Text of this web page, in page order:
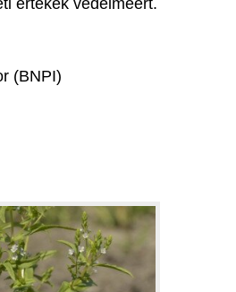
értékek védelméért.
(BNPI)